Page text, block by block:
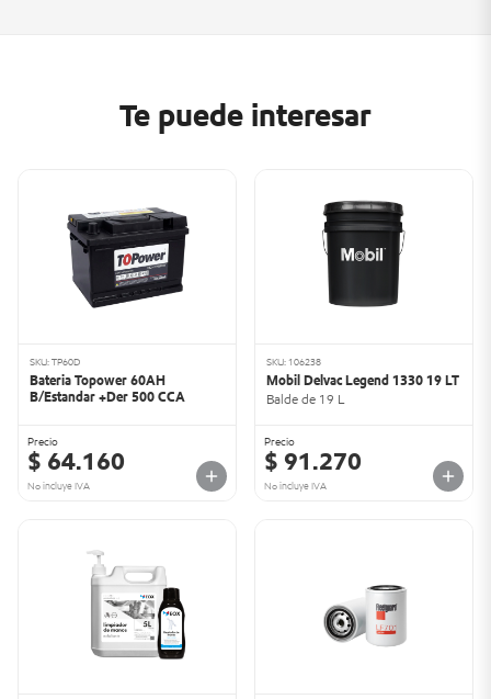
Te puede interesar
SKU: TP60D
Bateria Topower 60AH
B/Estandar +Der 500 CCA
Precio
$ 64.160
No incluye IVA
SKU: 106238
Mobil Delvac Legend 1330 19 LT
Balde de 19 L
Precio
$ 91.270
No incluye IVA